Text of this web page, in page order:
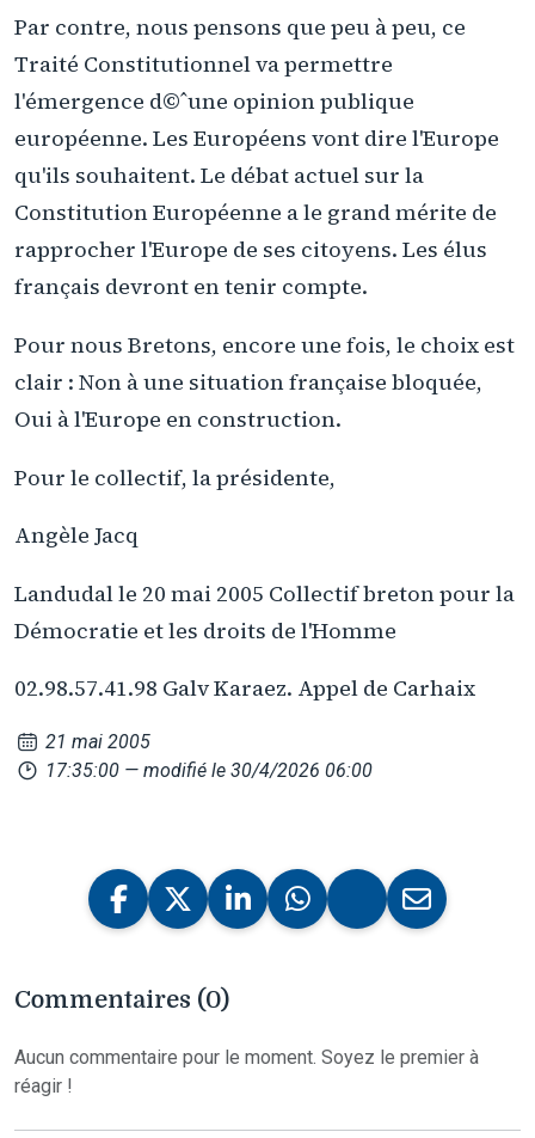
Par contre, nous pensons que peu à peu, ce
Traité Constitutionnel va permettre
l'émergence d©ˆune opinion publique
européenne. Les Européens vont dire l'Europe
qu'ils souhaitent. Le débat actuel sur la
Constitution Européenne a le grand mérite de
rapprocher l'Europe de ses citoyens. Les élus
français devront en tenir compte.
Pour nous Bretons, encore une fois, le choix est
clair : Non à une situation française bloquée,
Oui à l'Europe en construction.
Pour le collectif, la présidente,
Angèle Jacq
Landudal le 20 mai 2005 Collectif breton pour la
Démocratie et les droits de l'Homme
02.98.57.41.98 Galv Karaez. Appel de Carhaix
21 mai 2005
17:35:00 — modifié le 30/4/2026 06:00
Commentaires (0)
Aucun commentaire pour le moment. Soyez le premier à
réagir !